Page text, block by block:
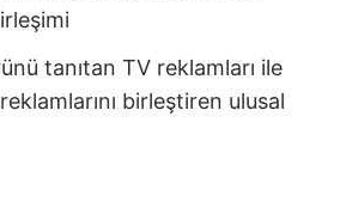
tanıtan TV reklamları ile
birleştiren ulusal